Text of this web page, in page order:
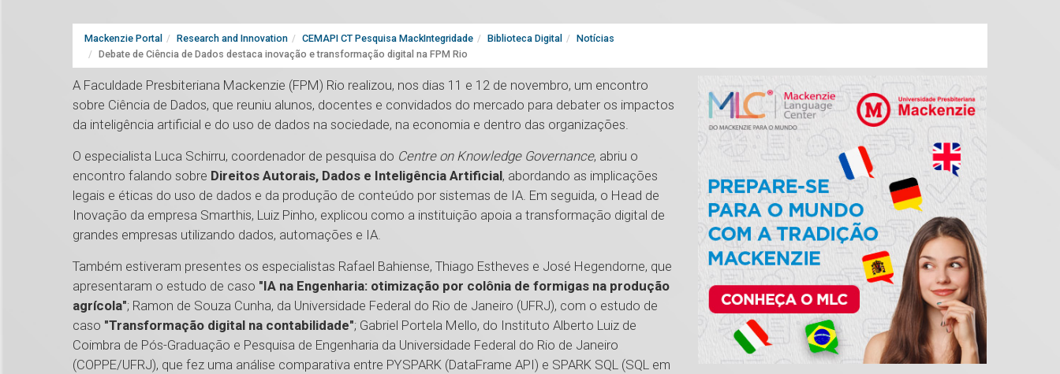
Mackenzie Portal Research and Innovation CEMAPI CT Pesquisa MackIntegridade Biblioteca Digital
Notícias
Debate de Ciência de Dados destaca inovação e transformação digital na FPM Rio
A Faculdade Presbiteriana Mackenzie (FPM) Rio realizou, nos dias 11 e 12 de novembro, um encontro
sobre Ciência de Dados, que reuniu alunos, docentes e convidados do mercado para debater os impactos
da inteligência artificial e do uso de dados na sociedade, na economia e dentro das organizações.
O especialista Luca Schirru, coordenador de pesquisa do Centre on Knowledge Governance, abriu o
encontro falando sobre Direitos Autorais, Dados e Inteligência Artificial, abordando as implicações
legais e éticas do uso de dados e da produção de conteúdo por sistemas de IA. Em seguida, o Head de
Inovação da empresa Smarthis, Luiz Pinho, explicou como a instituição apoia a transformação digital de
grandes empresas utilizando dados, automações e IA.
Também estiveram presentes os especialistas Rafael Bahiense, Thiago Estheves e José Hegendorne, que
apresentaram o estudo de caso "IA na Engenharia: otimização por colônia de formigas na produção
agrícola"; Ramon de Souza Cunha, da Universidade Federal do Rio de Janeiro (UFRJ), com o estudo de
caso "Transformação digital na contabilidade"; Gabriel Portela Mello, do Instituto Alberto Luiz de
Coimbra de Pós-Graduação e Pesquisa de Engenharia da Universidade Federal do Rio de Janeiro
(COPPE/UFRJ), que fez uma análise comparativa entre PYSPARK (DataFrame API) e SPARK SQL (SQL em